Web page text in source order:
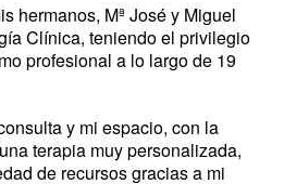
hermanos, Mª José y Miguel
Clínica, teniendo el privilegio
profesional a lo largo de 19
y mi espacio, con la
terapia muy personalizada,
de recursos gracias a mi